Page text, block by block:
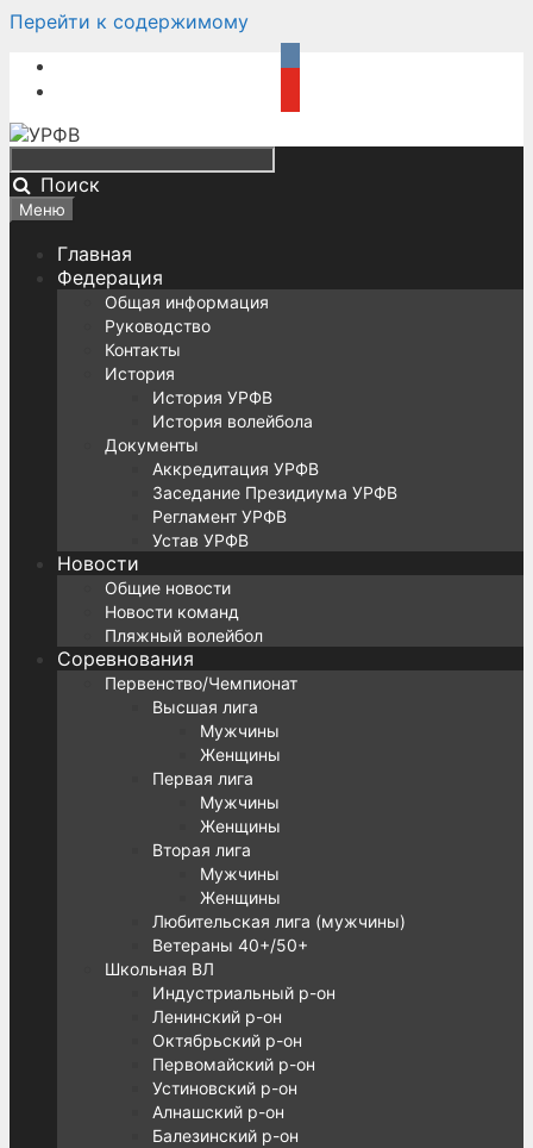
Перейти к содержимому
Поиск
Меню
Главная
Федерация
Общая информация
Руководство
Контакты
История
История УРФВ
История волейбола
Документы
Аккредитация УРФВ
Заседание Президиума УРФВ
Регламент УРФВ
Устав УРФВ
Новости
Общие новости
Новости команд
Пляжный волейбол
Соревнования
Первенство/Чемпионат
Высшая лига
Мужчины
Женщины
Первая лига
Мужчины
Женщины
Вторая лига
Мужчины
Женщины
Любительская лига (мужчины)
Ветераны 40+/50+
Школьная ВЛ
Индустриальный р-он
Ленинский р-он
Октябрьский р-он
Первомайский р-он
Устиновский р-он
Алнашский р-он
Балезинский р-он